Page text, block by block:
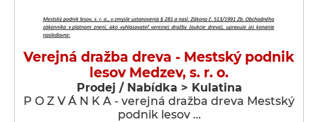
Verejná dražba dreva - Mestský podnik
lesov Medzev, s. r. o.
Prodej / Nabídka > Kulatina
P O Z V Á N K A - verejná dražba dreva Mestský
podnik lesov …